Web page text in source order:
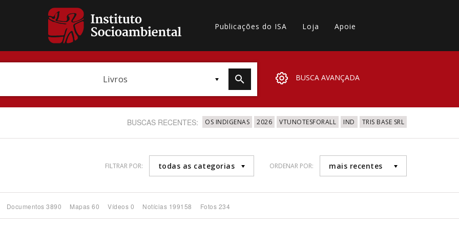
Publicações do ISA Loja Apoie
Livros BUSCA AVANÇADA
BUSCAS RECENTES: OS INDIGENAS 2026 VTUNOTESFORALL IND TRIS BASE SRL
FILTRAR POR: todas as categorias ORDENAR POR: mais recentes
Documentos 3890 Mapas 60 Vídeos 0 Notícias 199158 Fotos 234